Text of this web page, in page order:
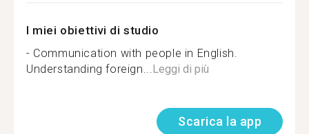
I miei obiettivi di studio
- Communication with people in English.
Understanding foreign... Leggi di più
Scarica la app